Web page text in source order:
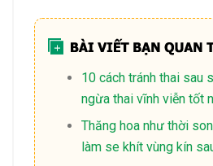
10 cách tránh thai sau
ngừa thai vĩnh viễn tốt
Thăng hoa như thời
làm se khít vùng kín